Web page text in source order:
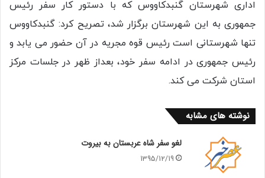
اداری شهرستان گنبدکاووس که با دستور کار سفر رئیس
جمهوری به این شهرستان برگزار شد، تصریح کرد: گنبدکاووس
تنها شهرستانی است رئیس قوه مجریه در آن حضور می یابد و
رئیس جمهوری در ادامه سفر خود، بعداز ظهر در جلسات مرکز
استان شرکت می کند.
نوشته های مشابه
لغو سفر شاه عربستان به بیروت
1395/12/19